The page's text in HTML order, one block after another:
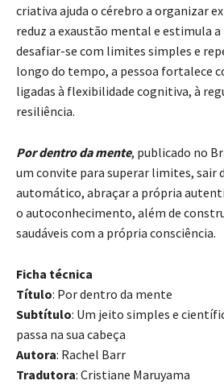
criativa ajuda o cérebro a organizar
reduz a exaustão mental e estimula
desafiar-se com limites simples e
longo do tempo, a pessoa fortalece
ligadas à flexibilidade cognitiva, à
resiliência.
Por dentro da mente, publicado no
um convite para superar limites, sair
automático, abraçar a própria
o autoconhecimento, além de
saudáveis com a própria consciência.
Ficha técnica
Título: Por dentro da mente
Subtítulo: Um jeito simples e
passa na sua cabeça
Autora: Rachel Barr
Tradutora: Cristiane Maruyama